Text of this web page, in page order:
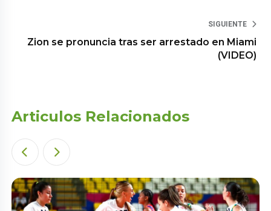
SIGUIENTE
Zion se pronuncia tras ser arrestado en Miami
(VIDEO)
Articulos Relacionados